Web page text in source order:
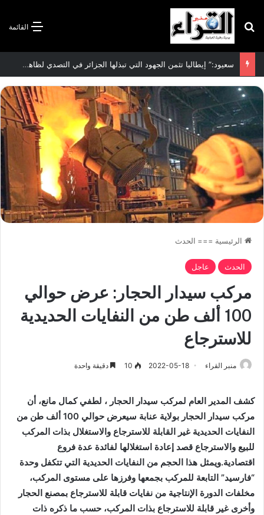
القائمة بحث عن
سعيود:” إيطاليا تثمن الجهود التي تبذلها الجزائر في التصدي لظاهرة الهجرة غير الشرعية”
الرئيسية === الحدث
الحدث عاجل
مركب سيدار الحجار: عرض حوالي
100 ألف طن من النفايات الحديدية
للاسترجاع
منبر القراء 2022-05-18
10 دقيقة واحدة
كشف المدير العام لمركب سيدار الحجار ، لطفي كمال مانع، أن
مركب سيدار الحجار بولاية عنابة سيعرض حوالي 100 ألف طن من
النفايات الحديدية غير القابلة للاسترجاع والاستغلال بذات المركب
للبيع والاسترجاع قصد إعادة استغلالها لفائدة عدة فروع
اقتصادية.ويمثل هذا الحجم من النفايات الحديدية التي تتكفل وحدة
“فارسيد” التابعة للمركب بجمعها وفرزها على مستوى المركب،
مخلفات الدورة الإنتاجية من نفايات قابلة للاسترجاع بمصنع الحجار
وأخرى غير قابلة للاسترجاع بذات المركب، حسب ما ذكره ذات